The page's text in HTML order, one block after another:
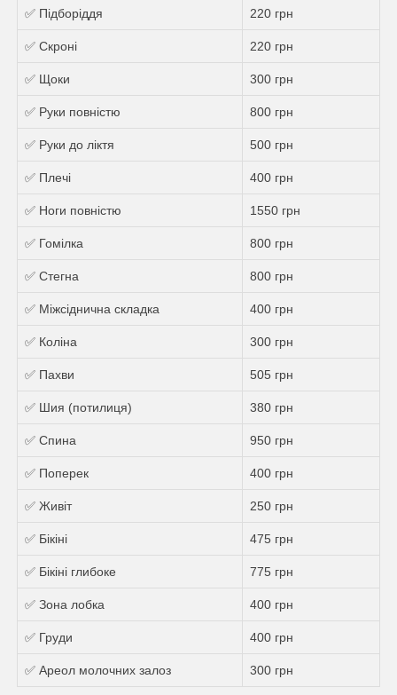
✅ Підборіддя 220 грн
✅ Скроні 220 грн
✅ Щоки 300 грн
✅ Руки повністю 800 грн
✅ Руки до ліктя 500 грн
✅ Плечі 400 грн
✅ Ноги повністю 1550 грн
✅ Гомілка 800 грн
✅ Стегна 800 грн
✅ Міжсіднична складка 400 грн
✅ Коліна 300 грн
✅ Пахви 505 грн
✅ Шия (потилиця) 380 грн
✅ Спина 950 грн
✅ Поперек 400 грн
✅ Живіт 250 грн
✅ Бікіні 475 грн
✅ Бікіні глибоке 775 грн
✅ Зона лобка 400 грн
✅ Груди 400 грн
✅ Ареол молочних залоз 300 грн